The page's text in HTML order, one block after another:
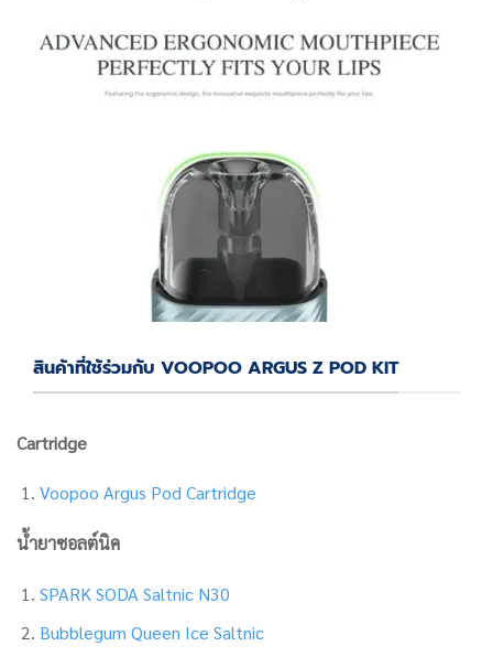
สินค้าที่ใช้ร่วมกับ VOOPOO ARGUS Z POD KIT
Cartridge
Voopoo Argus Pod Cartridge
น้ำยาซอลต์นิค
SPARK SODA Saltnic N30
Bubblegum Queen Ice Saltnic